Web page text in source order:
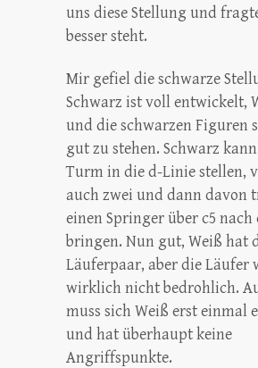
uns diese Stellung und
besser steht.
Mir gefiel die schwarze
Schwarz ist voll entwickelt,
und die schwarzen Figuren
gut zu stehen. Schwarz
Turm in die d-Linie stellen,
auch zwei und dann davon
einen Springer über c5 nach
bringen. Nun gut, Weiß hat
Läuferpaar, aber die Läufer
wirklich nicht bedrohlich.
muss sich Weiß erst einmal
und hat überhaupt keine
Angriffspunkte.